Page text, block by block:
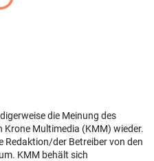
die Meinung des
Multimedia (KMM) wieder.
Redaktion/der Betreiber von den
KMM behält sich